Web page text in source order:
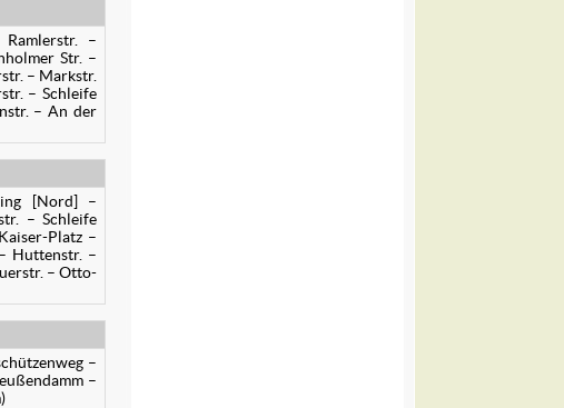
–
Str. –
– Markstr.
– Schleife
– An der
[Nord] –
– Schleife
Platz –
Huttenstr. –
– Otto-
–
–